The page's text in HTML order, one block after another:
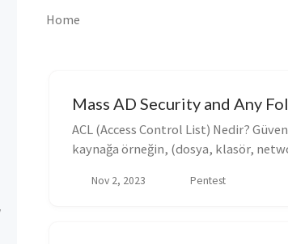
Home
Mass AD Security and Any
ACL (Access Control List) Nedir?
kaynağa örneğin, (dosya, klasör,
Nov 2, 2023 Pentest